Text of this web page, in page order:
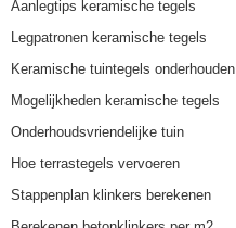
Aanlegtips keramische tegels
Legpatronen keramische tegels
Keramische tuintegels onderhouden
Mogelijkheden keramische tegels
Onderhoudsvriendelijke tuin
Hoe terrastegels vervoeren
Stappenplan klinkers berekenen